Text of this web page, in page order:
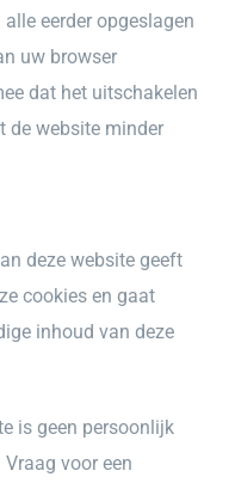
eerder opgeslagen
uw browser
dat het uitschakelen
de website minder
deze website geeft
cookies en gaat
inhoud van deze
is geen persoonlijk
voor een